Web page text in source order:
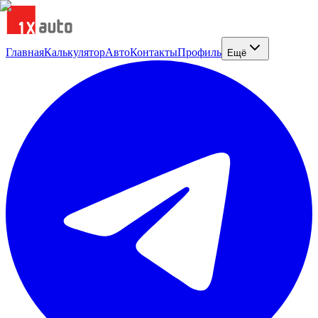
ГлавнаяКалькуляторАвтоКонтактыПрофиль Ещё